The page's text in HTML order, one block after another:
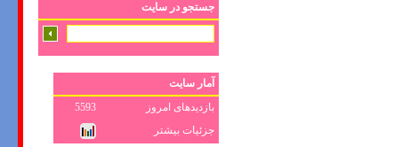
جستجو در سایت
آمار سایت
بازدیدهای امروز
5593
جزئیات بیشتر